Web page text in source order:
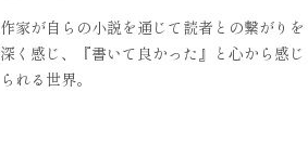
作家が自らの小説を通じて読者との繋がりを
深く感じ、『書いて良かった』と心から感じ
られる世界。